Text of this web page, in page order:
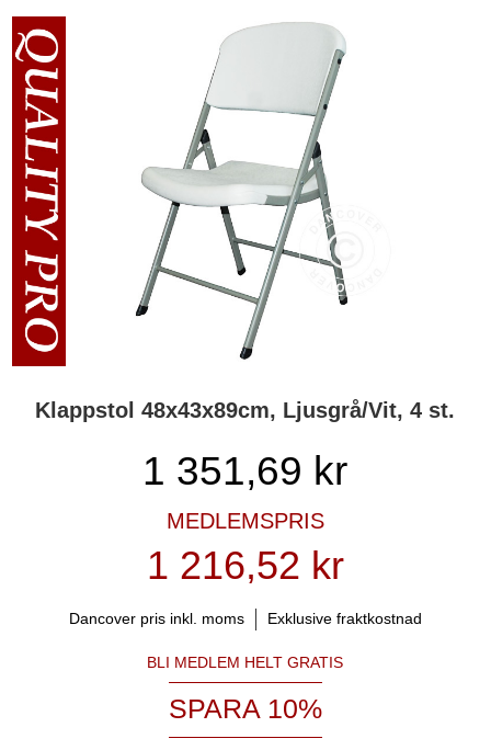
Klappstol 48x43x89cm, Ljusgrå/Vit, 4 st.
1 351,69 kr
MEDLEMSPRIS
1 216,52 kr
Dancover pris inkl. moms Exklusive fraktkostnad
BLI MEDLEM HELT GRATIS
SPARA 10%